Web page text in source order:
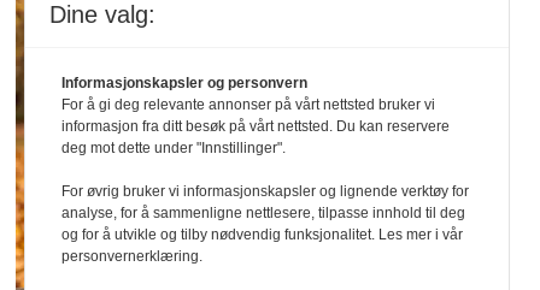
Dine valg:
Informasjonskapsler og personvern
For å gi deg relevante annonser på vårt nettsted bruker vi
informasjon fra ditt besøk på vårt nettsted. Du kan reservere
deg mot dette under "Innstillinger".
For øvrig bruker vi informasjonskapsler og lignende verktøy for
analyse, for å sammenligne nettlesere, tilpasse innhold til deg
og for å utvikle og tilby nødvendig funksjonalitet. Les mer i vår
personvernerklæring.